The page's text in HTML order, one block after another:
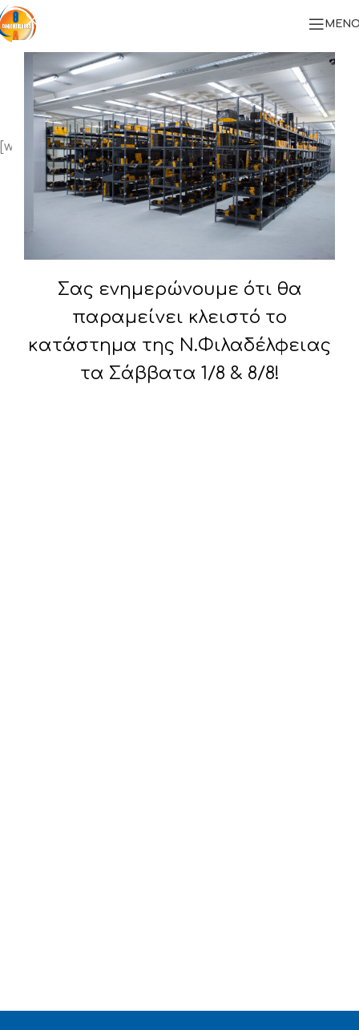
Σας ενημερώνουμε ότι θα
παραμείνει κλειστό το
κατάστημα της Ν.Φιλαδέλφειας
τα Σάββατα 1/8 & 8/8!
Wishlist
Αρχική/Wishlist
[woodmart_wishlist]